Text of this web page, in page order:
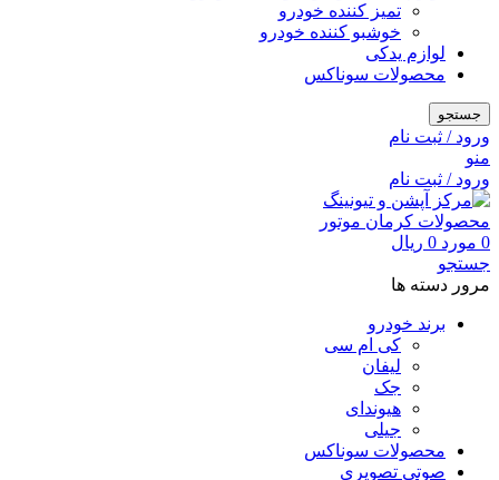
تمیز کننده خودرو
خوشبو کننده خودرو
لوازم یدکی
محصولات سوناکس
جستجو
ورود / ثبت نام
منو
ورود / ثبت نام
0 مورد 0 ریال
جستجو
مرور دسته ها
برند خودرو
کی ام سی
لیفان
جک
هیوندای
جیلی
محصولات سوناکس
صوتی تصویری